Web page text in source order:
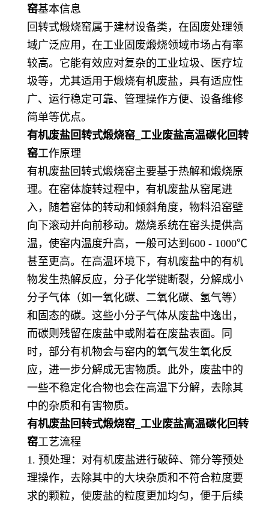
窑基本信息
回转式煅烧窑属于建材设备类，在固废处理领
域广泛应用，在工业固废煅烧领域市场占有率
较高。它能有效应对复杂的工业垃圾、医疗垃
圾等，尤其适用于煅烧有机废盐，具有适应性
广、运行稳定可靠、管理操作方便、设备维修
简单等优点。
有机废盐回转式煅烧窑_工业废盐高温碳化回转
窑工作原理
有机废盐回转式煅烧窑主要基于热解和煅烧原
理。在窑体旋转过程中，有机废盐从窑尾进
入，随着窑体的转动和倾斜角度，物料沿窑壁
向下滚动并向前移动。燃烧系统在窑头提供高
温，使窑内温度升高，一般可达到600 - 1000℃
甚至更高。在高温环境下，有机废盐中的有机
物发生热解反应，分子化学键断裂，分解成小
分子气体（如一氧化碳、二氧化碳、氢气等）
和固态的碳。这些小分子气体从废盐中逸出，
而碳则残留在废盐中或附着在废盐表面。同
时，部分有机物会与窑内的氧气发生氧化反
应，进一步分解成无害物质。此外，废盐中的
一些不稳定化合物也会在高温下分解，去除其
中的杂质和有害物质。
有机废盐回转式煅烧窑_工业废盐高温碳化回转
窑工艺流程
1. 预处理：对有机废盐进行破碎、筛分等预处
理操作，去除其中的大块杂质和不符合粒度要
求的颗粒，使废盐的粒度更加均匀，便于后续